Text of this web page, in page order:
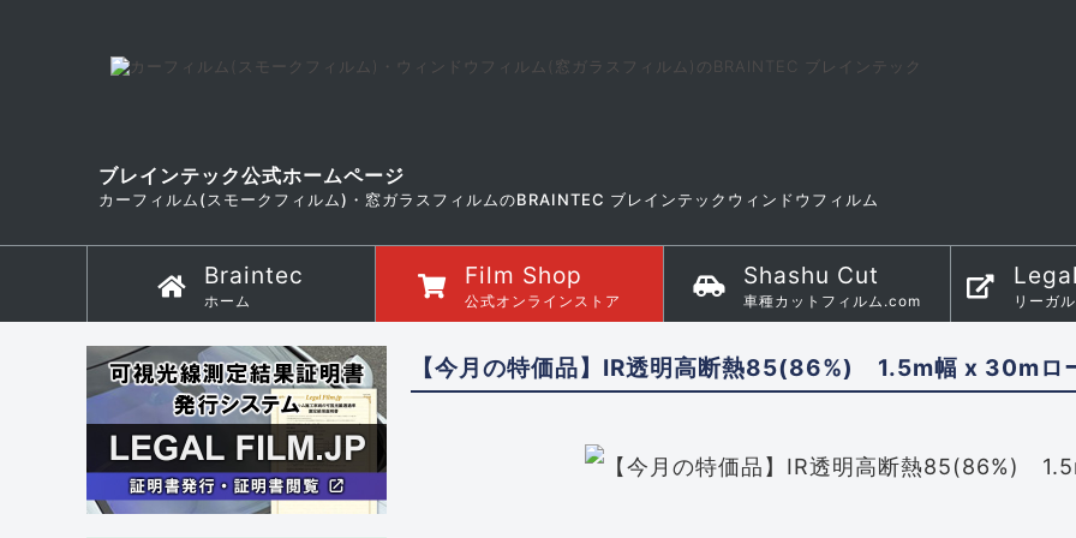
ブレインテック公式ホームページ
カーフィルム(スモークフィルム)・窓ガラスフィルムのBRAINTEC ブレインテックウィンドウフィルム
Braintec
ホーム
Film Shop
公式オンラインストア
Shashu Cut
車種カットフィルム.com リーガ
【今月の特価品】IR透明高断熱85(86%) 1.5m幅 x 30mロ